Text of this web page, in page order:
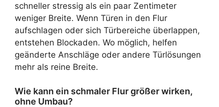
schneller stressig als ein paar Zentimeter
weniger Breite. Wenn Türen in den Flur
aufschlagen oder sich Türbereiche überlappen,
entstehen Blockaden. Wo möglich, helfen
geänderte Anschläge oder andere Türlösungen
mehr als reine Breite.
Wie kann ein schmaler Flur größer wirken,
ohne Umbau?